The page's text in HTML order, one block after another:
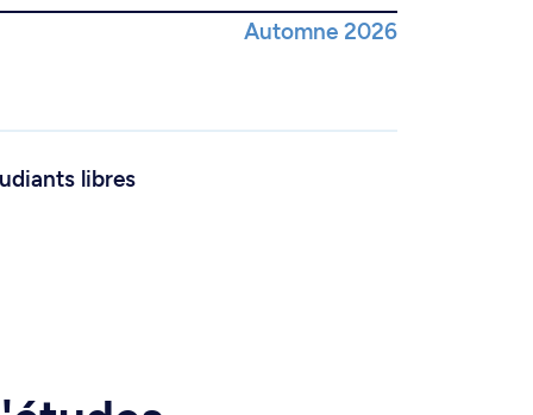
Automne 2026
libres